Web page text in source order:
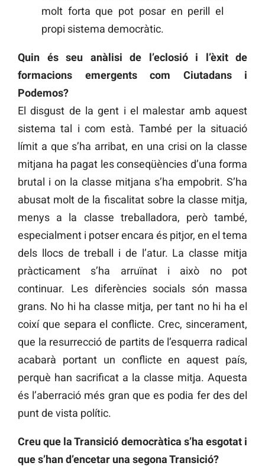
molt forta que pot posar en perill el
propi sistema democràtic.
Quin és seu anàlisi de l’eclosió i l’èxit de
formacions emergents com Ciutadans i
Podemos?
El disgust de la gent i el malestar amb aquest
sistema tal i com està. També per la situació
límit a que s’ha arribat, en una crisi on la classe
mitjana ha pagat les conseqüències d’una forma
brutal i on la classe mitjana s’ha empobrit. S’ha
abusat molt de la fiscalitat sobre la classe mitja,
menys a la classe treballadora, però també,
especialment i potser encara és pitjor, en el tema
dels llocs de treball i de l’atur. La classe mitja
pràcticament s’ha arruïnat i això no pot
continuar. Les diferències socials són massa
grans. No hi ha classe mitja, per tant no hi ha el
coixí que separa el conflicte. Crec, sincerament,
que la resurrecció de partits de l’esquerra radical
acabarà portant un conflicte en aquest país,
perquè han sacrificat a la classe mitja. Aquesta
és l’aberració més gran que es podia fer des del
punt de vista polític.
Creu que la Transició democràtica s’ha esgotat i
que s’han d’encetar una segona Transició?